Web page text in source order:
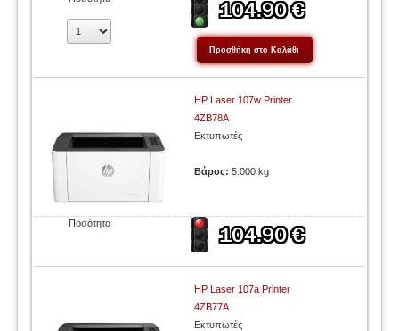
HP Laser 107w Printer
4ZB78A
Εκτυπωτές
Βάρος:5.000 kg
Ποσότητα
HP Laser 107a Printer
4ZB77A
Εκτυπωτές